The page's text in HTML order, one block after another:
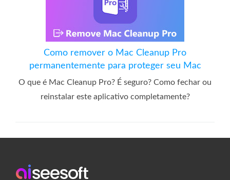
Como remover o Mac Cleanup Pro
permanentemente para proteger seu Mac
O que é Mac Cleanup Pro? É seguro? Como fechar ou
reinstalar este aplicativo completamente?